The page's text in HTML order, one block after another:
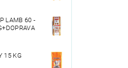
LAMB 60 -
15 KG